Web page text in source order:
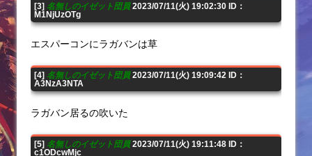
[3] 名無しのイゼット団員2023/07/11(火) 19:02:30 ID：
M1NjUzOTg
エスパーコンにラガバンは草
[4] 名無しのイゼット団員2023/07/11(火) 19:09:42 ID：
A3NzA3NTA
ラガバン居るの吹いた
[5] 名無しのイゼット団員2023/07/11(火) 19:11:48 ID：
c1ODcwMjc